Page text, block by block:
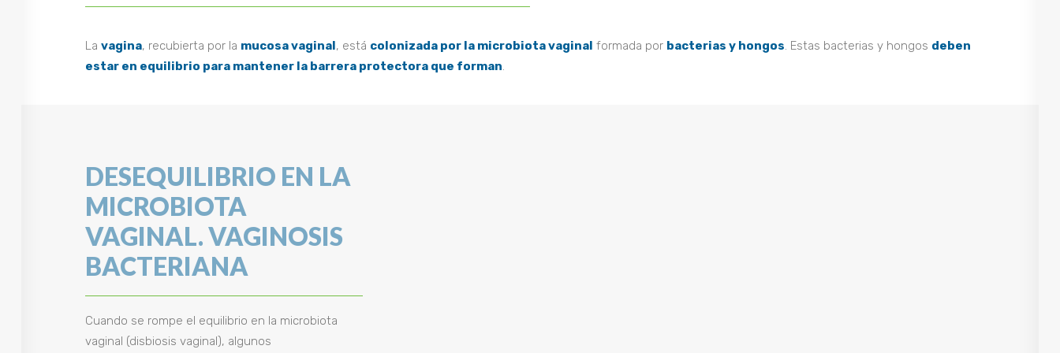
La vagina, recubierta por la mucosa vaginal, está colonizada por la microbiota vaginal formada por bacterias y hongos. Estas bacterias y hongos deben
estar en equilibrio para mantener la barrera protectora que forman.
DESEQUILIBRIO EN LA
MICROBIOTA
VAGINAL. VAGINOSIS
BACTERIANA
Cuando se rompe el equilibrio en la microbiota
vaginal (disbiosis vaginal), algunos